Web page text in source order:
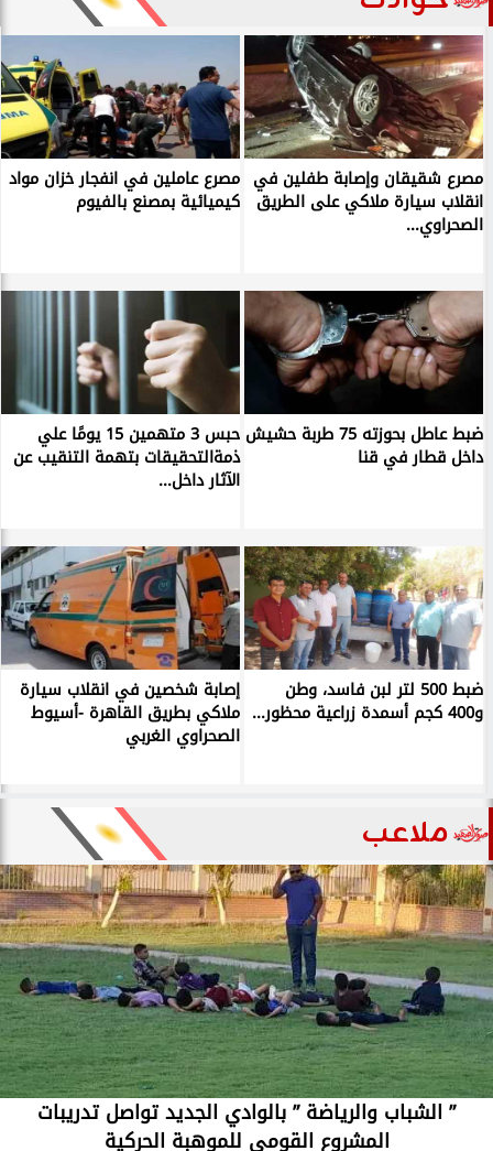
مصرع شقيقان وإصابة طفلين في
انقلاب سيارة ملاكي على الطريق
الصحراوي...
مصرع عاملين في انفجار خزان مواد
كيميائية بمصنع بالفيوم
ضبط عاطل بحوزته 75 طربة حشيش
داخل قطار في قنا
حبس 3 متهمين 15 يومًا علي
ذمةالتحقيقات بتهمة التنقيب عن
الآثار داخل...
ضبط 500 لتر لبن فاسد، وطن
و400 كجم أسمدة زراعية محظور...
إصابة شخصين في انقلاب سيارة
ملاكي بطريق القاهرة -أسيوط
الصحراوي الغربي
ملاعب
” الشباب والرياضة ” بالوادي الجديد تواصل تدريبات
المشروع القومي للموهبة الحركية